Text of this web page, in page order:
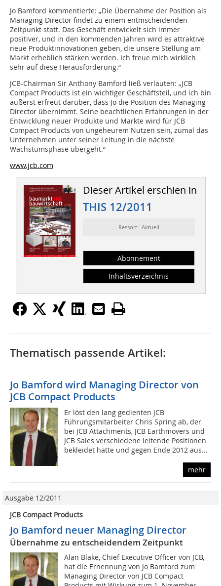
Jo Bamford kommentierte: „Die Übernahme der Position als
Managing Director findet zu einem entmscheidenden
Zeitpunkt statt. Das Geschäft entwickelt sich immer
positiver, und in den kommenden Jahren wird es attraktive
neue Produktinnovationen geben, die unsere Stellung am
Markt erheblich stärken werden. Ich freue mich wirklich
sehr auf diese Herausforderung.“
JCB-Chairman Sir Anthony Bamford ließ verlauten: „JCB
Compact Products ist ein wichtiger Geschäftsteil, und ich bin
äußerst erfreut darüber, dass Jo die Position des Managing
Director übernimmt. Seine beachtlichen Erfahrungen in der
Entwicklung neuer Produkte und Märkte wird für JCB
Compact Products von ungeheurem Nutzen sein, zumal das
Unternehmen unter seiner Leitung in die nächste
Wachstumsphase übergeht.“
www.jcb.com
Dieser Artikel erschien in
THIS 12/2011
Ressort: Aktuell
Abonnement
Inhaltsverzeichnis
Thematisch passende Artikel:
Jo Bamford wird Managing Director von
JCB Compact Products
Er löst den lang gedienten JCB
Führungsmitarbeiter Chris Spring ab, der
bei JCB Attachments, JCB Earthmovers und
JCB Sales verschiedene leitende Positionen
bekleidet hatte und gegen Ende 2012 aus...
mehr
Ausgabe 12/2011
JCB Compact Products
Jo Bamford neuer Managing Director
Übernahme zu entscheidendem Zeitpunkt
Alan Blake, Chief Executive Officer von JCB,
hat die Ernennung von Jo Bamford zum
Managing Director von JCB Compact